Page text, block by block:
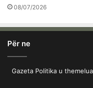
08/07/2026
Për ne
Gazeta Politika u